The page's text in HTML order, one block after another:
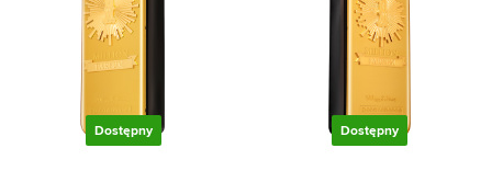
Dostępny Dostępny